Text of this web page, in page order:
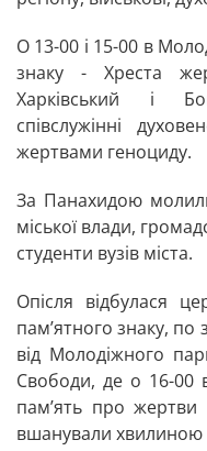
О 13-00 і 15-00 в
знаку - Хреста
Харківський і
співслужінні
жертвами геноциду.
За Панахидою
міської влади,
студенти вузів міста.
Опісля відбулася
пам’ятного знаку, по
від Молодіжного
Свободи, де о 16-00
пам’ять про жертви
вшанували